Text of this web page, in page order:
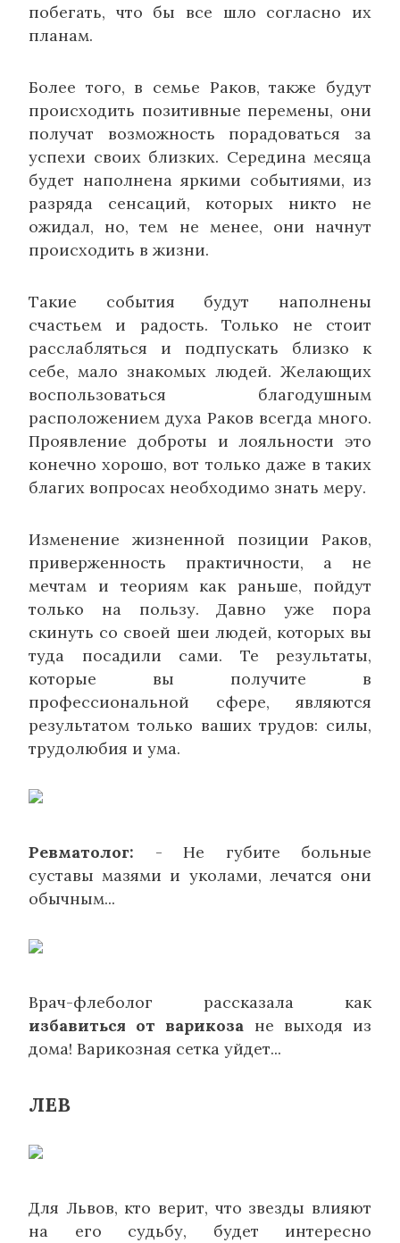
побегать, что бы все шло согласно их
планам.
Более того, в семье Раков, также будут
происходить позитивные перемены, они
получат возможность порадоваться за
успехи своих близких. Середина месяца
будет наполнена яркими событиями, из
разряда сенсаций, которых никто не
ожидал, но, тем не менее, они начнут
происходить в жизни.
Такие события будут наполнены
счастьем и радость. Только не стоит
расслабляться и подпускать близко к
себе, мало знакомых людей. Желающих
воспользоваться благодушным
расположением духа Раков всегда много.
Проявление доброты и лояльности это
конечно хорошо, вот только даже в таких
благих вопросах необходимо знать меру.
Изменение жизненной позиции Раков,
приверженность практичности, а не
мечтам и теориям как раньше, пойдут
только на пользу. Давно уже пора
скинуть со своей шеи людей, которых вы
туда посадили сами. Те результаты,
которые вы получите в
профессиональной сфере, являются
результатом только ваших трудов: силы,
трудолюбия и ума.
Ревматолог: - Не губите больные
суставы мазями и уколами, лечатся они
обычным...
Врач-флеболог рассказала как
избавиться от варикоза не выходя из
дома! Варикозная сетка уйдет...
ЛЕВ
Для Львов, кто верит, что звезды влияют
на его судьбу, будет интересно